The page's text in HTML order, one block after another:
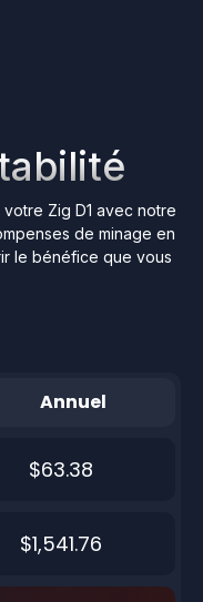
Zig D1 avec notre
de minage en
le bénéfice que vous
Annuel
$63.38
$1,541.76